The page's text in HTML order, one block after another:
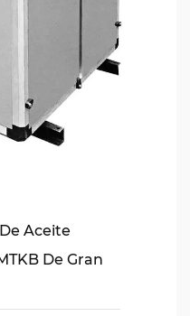
Aceite
De Gran